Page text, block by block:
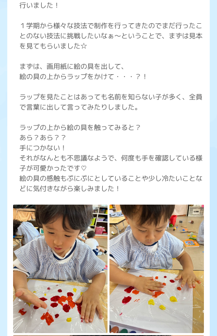
行いました！
１学期から様々な技法で制作を行ってきたのでまだ行ったこ
とのない技法に挑戦したいなぁ～ということで、まずは見本
を見てもらいました☆
まずは、画用紙に絵の具を出して、
絵の具の上からラップをかけて・・・？！
ラップを見たことはあっても名前を知らない子が多く、全員
で言葉に出して言ってみたりしました。
ラップの上から絵の具を触ってみると？
あら？あら？？
手につかない！
それがなんとも不思議なようで、何度も手を確認している様
子が可愛かったです♡
絵の具の感触もぷにぷにとしていることや少し冷たいことな
どに気付きながら楽しみました！